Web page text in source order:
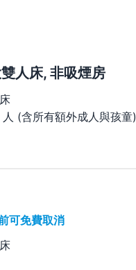
人床, 非吸煙房
(含所有額外成人與孩童)
可免費取消